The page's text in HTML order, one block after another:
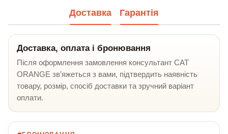
Доставка Гарантія
Доставка, оплата і бронювання
Після оформлення замовлення консультант CAT
ORANGE зв’яжеться з вами, підтвердить наявність
товару, розмір, спосіб доставки та зручний варіант
оплати.